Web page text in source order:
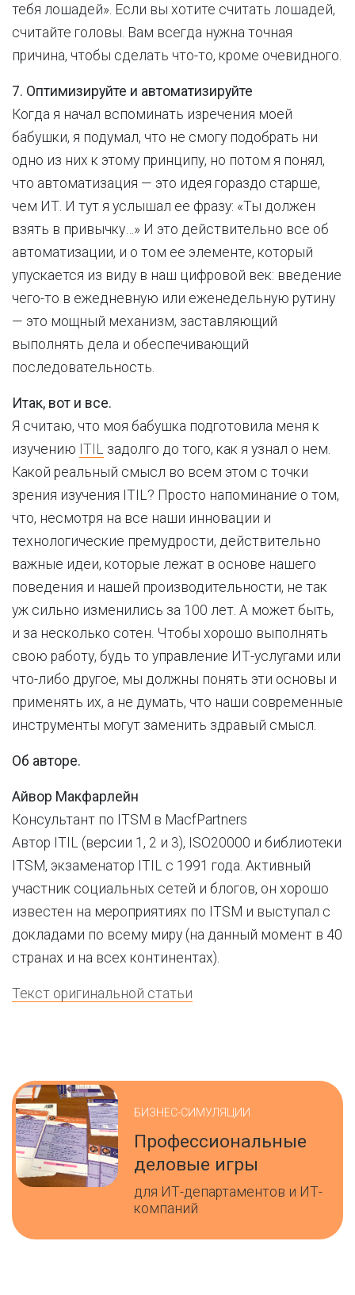
тебя лошадей». Если вы хотите считать лошадей,
считайте головы. Вам всегда нужна точная
причина, чтобы сделать что-то, кроме очевидного.
7. Оптимизируйте и автоматизируйте
Когда я начал вспоминать изречения моей
бабушки, я подумал, что не смогу подобрать ни
одно из них к этому принципу, но потом я понял,
что автоматизация — это идея гораздо старше,
чем ИТ. И тут я услышал ее фразу: «Ты должен
взять в привычку…» И это действительно все об
автоматизации, и о том ее элементе, который
упускается из виду в наш цифровой век: введение
чего-то в ежедневную или еженедельную рутину
— это мощный механизм, заставляющий
выполнять дела и обеспечивающий
последовательность.
Итак, вот и все.
Я считаю, что моя бабушка подготовила меня к
изучению ITIL задолго до того, как я узнал о нем.
Какой реальный смысл во всем этом с точки
зрения изучения ITIL? Просто напоминание о том,
что, несмотря на все наши инновации и
технологические премудрости, действительно
важные идеи, которые лежат в основе нашего
поведения и нашей производительности, не так
уж сильно изменились за 100 лет. А может быть,
и за несколько сотен. Чтобы хорошо выполнять
свою работу, будь то управление ИТ-услугами или
что-либо другое, мы должны понять эти основы и
применять их, а не думать, что наши современные
инструменты могут заменить здравый смысл.
Об авторе.
Айвор Макфарлейн
Консультант по ITSM в MacfPartners
Автор ITIL (версии 1, 2 и 3), ISO20000 и библиотеки
ITSM, экзаменатор ITIL с 1991 года. Активный
участник социальных сетей и блогов, он хорошо
известен на мероприятиях по ITSM и выступал с
докладами по всему миру (на данный момент в 40
странах и на всех континентах).
Текст оригинальной статьи
БИЗНЕС-СИМУЛЯЦИИ
Профессиональные
деловые игры
для ИТ-департаментов и ИТ-
компаний